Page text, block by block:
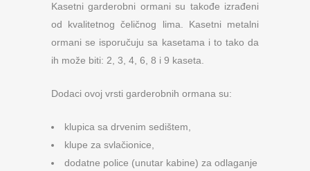
Kasetni garderobni ormani su takođe izrađeni
od kvalitetnog čeličnog lima. Kasetni metalni
ormani se isporučuju sa kasetama i to tako da
ih može biti: 2, 3, 4, 6, 8 i 9 kaseta.
Dodaci ovoj vrsti garderobnih ormana su:
klupica sa drvenim sedištem,
klupe za svlačionice,
dodatne police (unutar kabine) za odlaganje